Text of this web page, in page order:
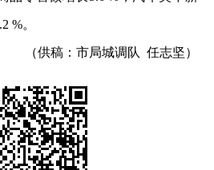
%。
（供稿：市局城调队 任志坚）